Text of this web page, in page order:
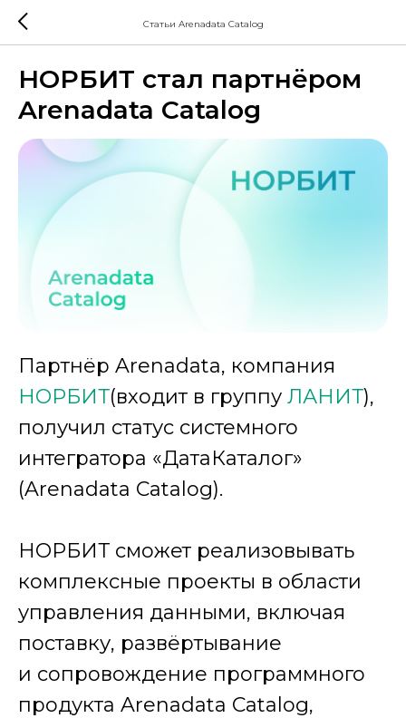
Статьи Arenadata Catalog
НОРБИТ стал партнёром
Arenadata Catalog
Партнёр Arenadata, компания
НОРБИТ(входит в группу ЛАНИТ),
получил статус системного
интегратора «ДатаКаталог»
(Arenadata Catalog).
НОРБИТ сможет реализовывать
комплексные проекты в области
управления данными, включая
поставку, развёртывание
и сопровождение программного
продукта Arenadata Catalog,